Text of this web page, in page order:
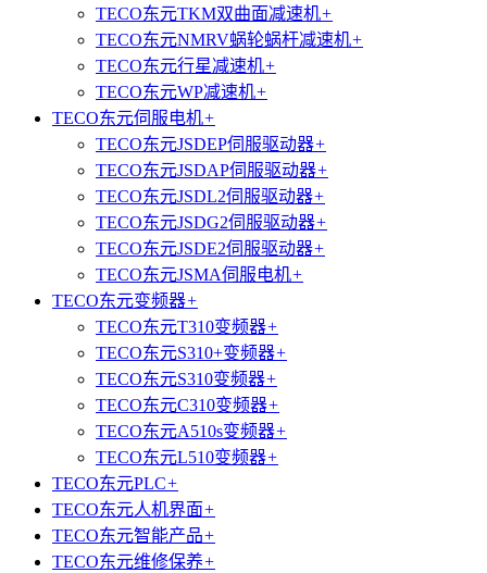
TECO东元TKM双曲面减速机+
TECO东元NMRV蜗轮蜗杆减速机+
TECO东元行星减速机+
TECO东元WP减速机+
TECO东元伺服电机+
TECO东元JSDEP伺服驱动器+
TECO东元JSDAP伺服驱动器+
TECO东元JSDL2伺服驱动器+
TECO东元JSDG2伺服驱动器+
TECO东元JSDE2伺服驱动器+
TECO东元JSMA伺服电机+
TECO东元变频器+
TECO东元T310变频器+
TECO东元S310+变频器+
TECO东元S310变频器+
TECO东元C310变频器+
TECO东元A510s变频器+
TECO东元L510变频器+
TECO东元PLC+
TECO东元人机界面+
TECO东元智能产品+
TECO东元维修保养+